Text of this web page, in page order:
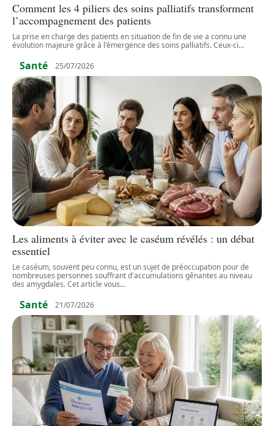
Comment les 4 piliers des soins palliatifs transforment
l’accompagnement des patients
La prise en charge des patients en situation de fin de vie a connu une
évolution majeure grâce à l'émergence des soins palliatifs. Ceux-ci…
Santé 25/07/2026
Les aliments à éviter avec le caséum révélés : un débat
essentiel
Le caséum, souvent peu connu, est un sujet de préoccupation pour de
nombreuses personnes souffrant d'accumulations gênantes au niveau
des amygdales. Cet article vous…
Santé 21/07/2026